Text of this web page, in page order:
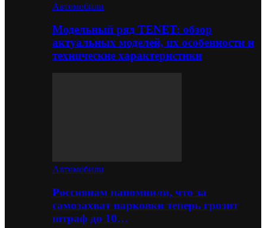
Автомобили
Модельный ряд TENET: обзор
актуальных моделей, их особенности и
технические характеристики
Автомобили
Россиянам напомнили, что за
самозахват парковки теперь грозит
штраф до 10…